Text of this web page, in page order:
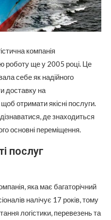
компанія
роботу ще у 2005 році. Це
себе як надійного
доставку на
, щоб отримати якісні послуги.
де знаходиться
основні переміщення.
послуг
яка має багаторічний
налічує 17 років, тому
логістики, перевезень та